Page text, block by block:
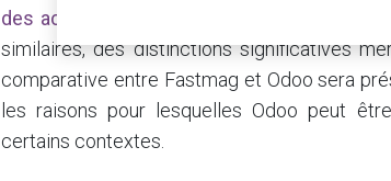
des activités commerciales
. Bien que ces
similaires, des distinctions significatives
comparative entre Fastmag et Odoo sera
les raisons pour lesquelles Odoo peut
certains contextes.